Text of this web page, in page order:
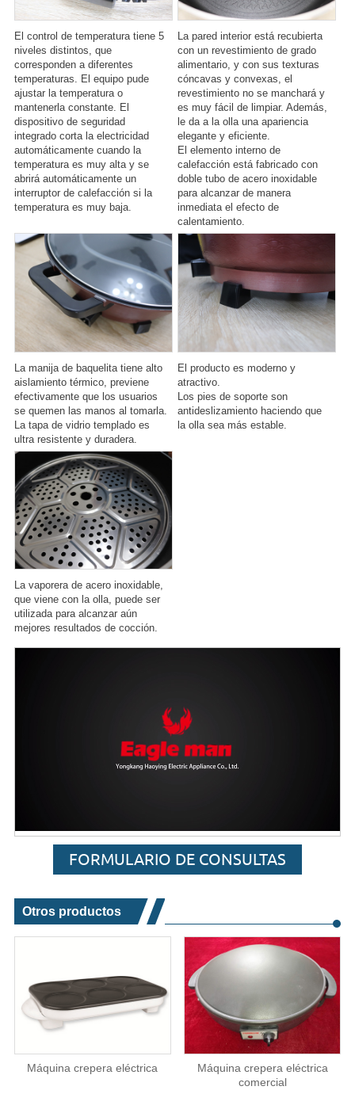
El control de temperatura tiene 5
niveles distintos, que
corresponden a diferentes
temperaturas. El equipo pude
ajustar la temperatura o
mantenerla constante. El
dispositivo de seguridad
integrado corta la electricidad
automáticamente cuando la
temperatura es muy alta y se
abrirá automáticamente un
interruptor de calefacción si la
temperatura es muy baja.
La pared interior está recubierta
con un revestimiento de grado
alimentario, y con sus texturas
cóncavas y convexas, el
revestimiento no se manchará y
es muy fácil de limpiar. Además,
le da a la olla una apariencia
elegante y eficiente.
El elemento interno de
calefacción está fabricado con
doble tubo de acero inoxidable
para alcanzar de manera
inmediata el efecto de
calentamiento.
La manija de baquelita tiene alto
aislamiento térmico, previene
efectivamente que los usuarios
se quemen las manos al tomarla.
La tapa de vidrio templado es
ultra resistente y duradera.
El producto es moderno y
atractivo.
Los pies de soporte son
antideslizamiento haciendo que
la olla sea más estable.
La vaporera de acero inoxidable,
que viene con la olla, puede ser
utilizada para alcanzar aún
mejores resultados de cocción.
FORMULARIO DE CONSULTAS
Otros productos
Máquina crepera eléctrica
Máquina crepera eléctrica
comercial